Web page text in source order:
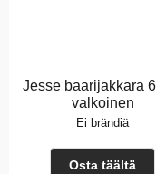
Jesse baarijakkara
valkoinen
Ei brändiä
Osta täältä